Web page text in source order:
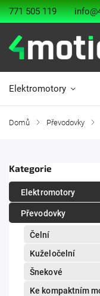
771 505 119
Elektromotory
Domů / Převodovky /
Kategorie
Elektromotory
Převodovky
Čelní
Kuželočelní
Šnekové
Ke kompaktním